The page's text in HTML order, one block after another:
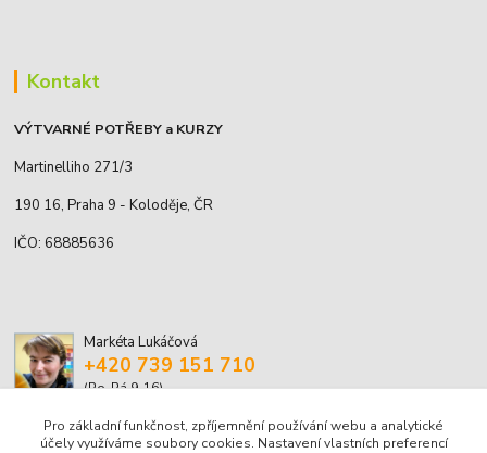
Kontakt
VÝTVARNÉ POTŘEBY a KURZY
Martinelliho 271/3
190 16, Praha 9 - Koloděje, ČR
IČO: 68885636
Markéta Lukáčová
+420 739 151 710
(Po-Pá 9-16)
marketa.lukacova@volny.cz
Pro základní funkčnost, zpříjemnění používání webu a analytické
účely využíváme soubory cookies. Nastavení vlastních preferencí